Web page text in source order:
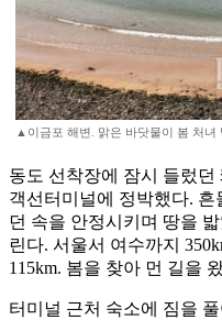
▲이금포 해변. 맑은 바닷물이 봄 처녀
동도 선착장에 잠시 들렀
객선터미널에 정박했다. 흔
던 속을 안정시키며 땅을
린다. 서울서 여수까지
115km. 봄을 찾아 먼 길을
터미널 근처 숙소에 짐을